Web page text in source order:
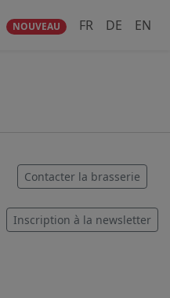
NOUVEAU FR DE EN
Contacter la brasserie
Inscription à la newsletter